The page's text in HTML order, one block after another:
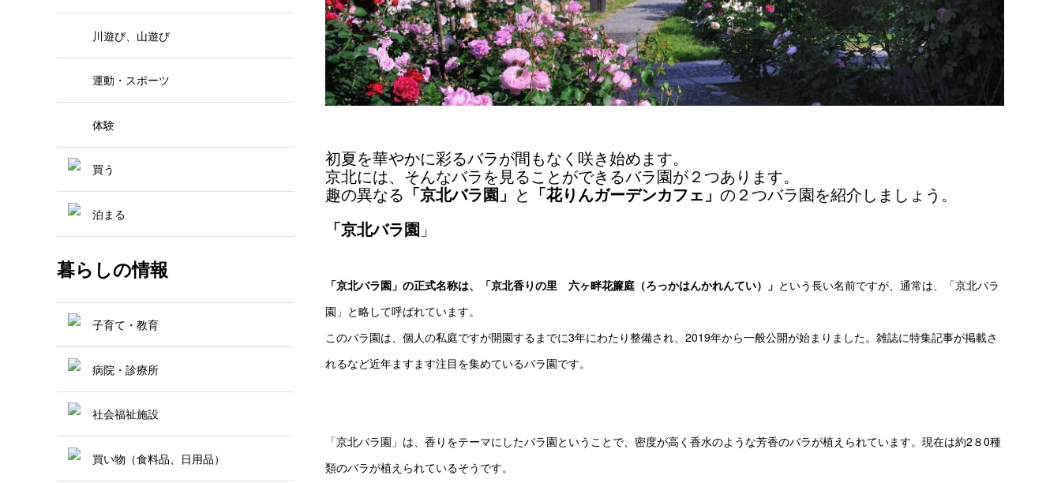
初夏を華やかに彩るバラが間もなく咲き始めます。
京北には、そんなバラを見ることができるバラ園が２つあります。
趣の異なる 「京北バラ園」 と 「花りんガーデンカフェ」 の２つバラ園を紹介しましょう。
「京北バラ園 」
「京北バラ園」の正式名称は、「京北香りの里 六ヶ畔花簾庭（ろっかはんかれんてい）」 という長い名前ですが、通常は、「京北バラ
園」と略して呼ばれています。
このバラ園は、個人の私庭ですが開園するまでに3年にわたり整備され、2019年から一般公開が始まりました。雑誌に特集記事が掲載さ
れるなど近年ますます注目を集めているバラ園です。
「京北バラ園」は、香りをテーマにしたバラ園ということで、密度が高く香水のような芳香のバラが植えられています。現在は約2８0種
類のバラが植えられているそうです。
川遊び、山遊び
運動・スポーツ
体験
買う
泊まる
暮らしの情報
子育て・教育
病院・診療所
社会福祉施設
買い物（食料品、日用品）